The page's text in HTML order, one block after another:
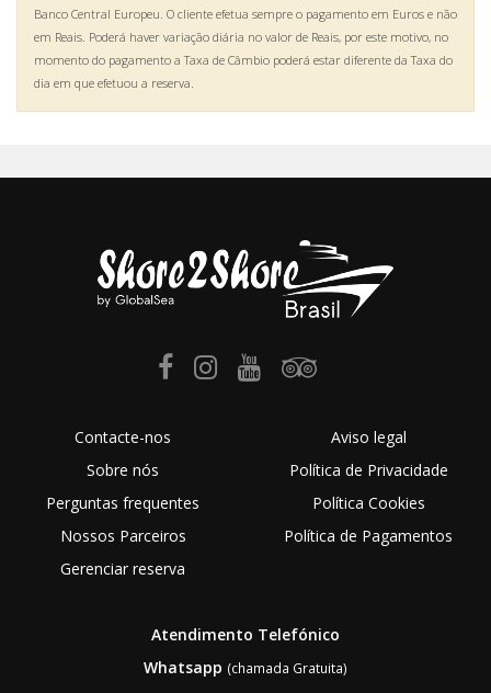
Banco Central Europeu. O cliente efetua sempre o pagamento em Euros e não
em Reais. Poderá haver variação diária no valor de Reais, por este motivo, no
momento do pagamento a Taxa de Câmbio poderá estar diferente da Taxa do
dia em que efetuou a reserva.
Contacte-nos
Sobre nós
Perguntas frequentes
Nossos Parceiros
Gerenciar reserva
Aviso legal
Política de Privacidade
Política Cookies
Política de Pagamentos
Atendimento Telefónico
Whatsapp (chamada Gratuita)